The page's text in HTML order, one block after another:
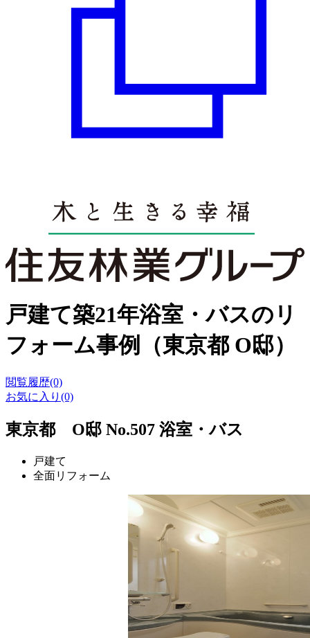
戸建て築21年浴室・バスのリ
フォーム事例（東京都 O邸）
閲覧履歴(0)
お気に入り(0)
東京都 O邸 No.507 浴室・バス
戸建て
全面リフォーム